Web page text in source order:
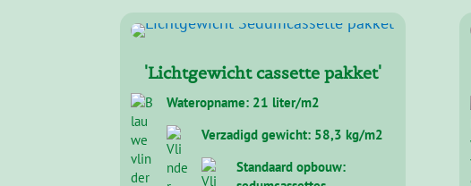
Verzadigd gewicht: 45 kg/m2
sedummat, substraatmat
(20mm), drainagemat
Bekijk pakket met grind >
Bekijk pakket met olivijn >